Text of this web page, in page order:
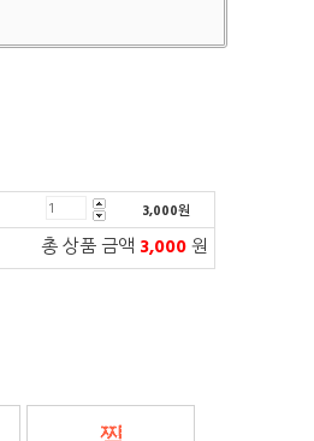
3,000원
총 상품 금액 3,000원